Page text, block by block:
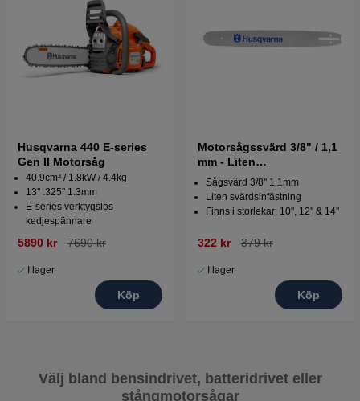
Husqvarna 440 E-series
Gen II Motorsåg
40.9cm³ / 1.8kW / 4.4kg
13'' .325'' 1.3mm
E-series verktygslös
kedjespännare
5890 kr 7690 kr
I lager
Köp
Motorsågssvärd 3/8" / 1,1
mm - Liten
svärdsinfästning
Sågsvärd 3/8'' 1.1mm
Liten svärdsinfästning
Finns i storlekar: 10'', 12'' & 14''
322 kr 379 kr
I lager
Köp
Välj bland bensindrivet, batteridrivet eller
stångmotorsågar